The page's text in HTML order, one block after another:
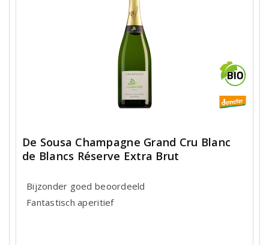
De Sousa Champagne Grand Cru Blanc
de Blancs Réserve Extra Brut
Bijzonder goed beoordeeld
Fantastisch aperitief